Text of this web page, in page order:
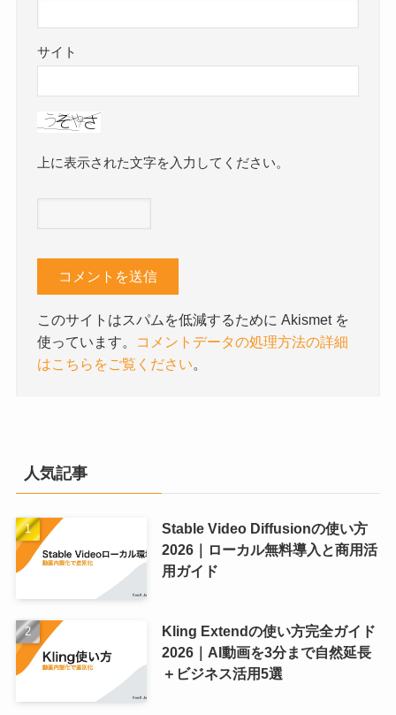
サイト
上に表示された文字を入力してください。
このサイトはスパムを低減するために Akismet を
使っています。
コメントデータの処理方法の詳細
はこちらをご覧ください。
人気記事
Stable Video Diffusionの使い方
2026｜ローカル無料導入と商用活
用ガイド
Kling Extendの使い方完全ガイド
2026｜AI動画を3分まで自然延長
＋ビジネス活用5選